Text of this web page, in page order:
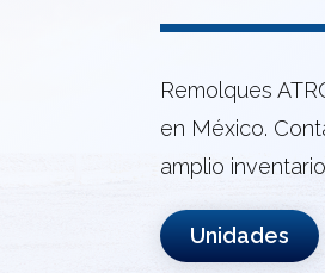
Remolques
en México.
amplio
Unidades